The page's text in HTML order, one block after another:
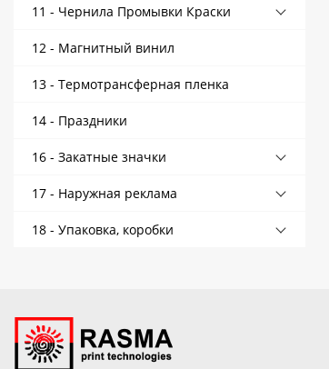
11 - Чернила Промывки Краски
12 - Магнитный винил
13 - Термотрансферная пленка
14 - Праздники
16 - Закатные значки
17 - Наружная реклама
18 - Упаковка, коробки